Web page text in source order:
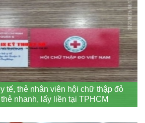
tế, thẻ nhân viên hội chữ thập đỏ
nhanh, lấy liền tại TPHCM